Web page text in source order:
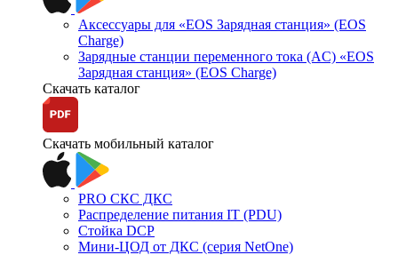
Аксессуары для «EOS Зарядная станция» (EOS
Charge)
Зарядные станции переменного тока (AC) «EOS
Зарядная станция» (EOS Charge)
Скачать каталог
Скачать мобильный каталог
PRO СКС ДКС
Распределение питания IT (PDU)
Стойка DCP
Мини-ЦОД от ДКС (серия NetOne)